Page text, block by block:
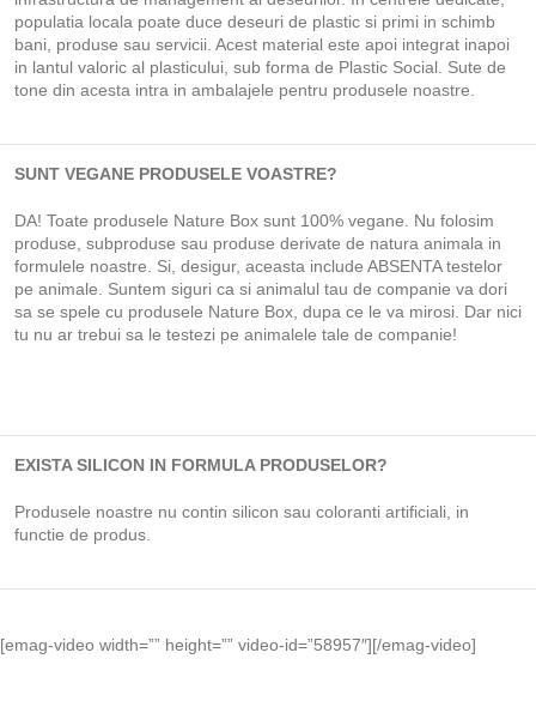
populatia locala poate duce deseuri de plastic si primi in schimb
bani, produse sau servicii. Acest material este apoi integrat inapoi
in lantul valoric al plasticului, sub forma de Plastic Social. Sute de
tone din acesta intra in ambalajele pentru produsele noastre.
SUNT VEGANE PRODUSELE VOASTRE?
DA! Toate produsele Nature Box sunt 100% vegane. Nu folosim
produse, subproduse sau produse derivate de natura animala in
formulele noastre. Si, desigur, aceasta include ABSENTA testelor
pe animale. Suntem siguri ca si animalul tau de companie va dori
sa se spele cu produsele Nature Box, dupa ce le va mirosi. Dar nici
tu nu ar trebui sa le testezi pe animalele tale de companie!
EXISTA SILICON IN FORMULA PRODUSELOR?
Produsele noastre nu contin silicon sau coloranti artificiali, in
functie de produs.
[emag-video width=”” height=”” video-id=”58957″][/emag-video]